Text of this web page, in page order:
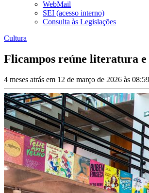
WebMail
SEI (acesso interno)
Consulta às Legislações
Cultura
Flicampos reúne literatura
4 meses atrás em 12 de março de 2026 às